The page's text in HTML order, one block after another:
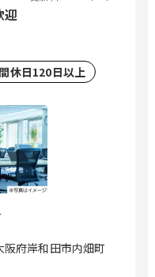
迎
休日120日以上
阪府岸和田市内畑町